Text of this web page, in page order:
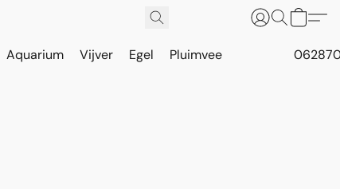
Aquarium Vijver Egel Pluimvee